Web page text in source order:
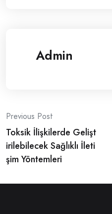
Admin
Post
navigation
Previous Post
Toksik İlişkilerde Gelişt
irilebilecek Sağlıklı İleti
şim Yöntemleri